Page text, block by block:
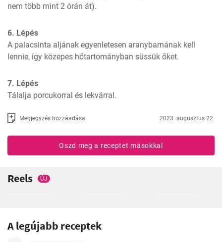
nem több mint 2 órán át).
6. Lépés
A palacsinta aljának egyenletesen aranybarnának kell
lennie, így közepes hőtartományban süssük őket.
7. Lépés
Tálalja porcukorral és lekvárral.
Megjegyzés hozzáadása 2023. augusztus 22.
Oszd meg a receptet másokkal
Reels ÚJ
A legújabb receptek